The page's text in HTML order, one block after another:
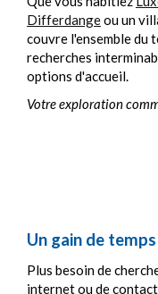
Differdangeou un
couvre l'ensemble du
recherches
options d'accueil.
Votre exploration
Un gain de
Plus besoin de
internet ou de